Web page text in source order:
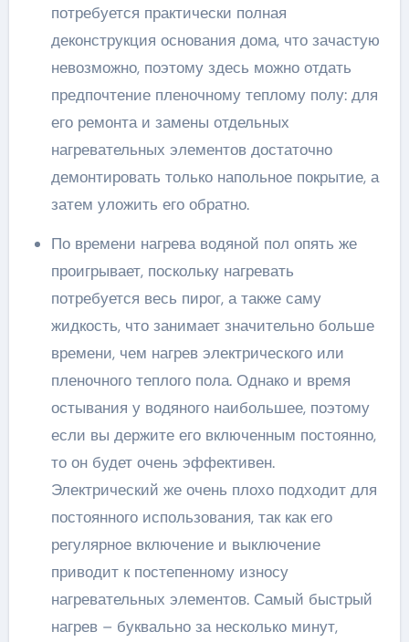
потребуется практически полная
деконструкция основания дома, что зачастую
невозможно, поэтому здесь можно отдать
предпочтение пленочному теплому полу: для
его ремонта и замены отдельных
нагревательных элементов достаточно
демонтировать только напольное покрытие, а
затем уложить его обратно.
По времени нагрева водяной пол опять же
проигрывает, поскольку нагревать
потребуется весь пирог, а также саму
жидкость, что занимает значительно больше
времени, чем нагрев электрического или
пленочного теплого пола. Однако и время
остывания у водяного наибольшее, поэтому
если вы держите его включенным постоянно,
то он будет очень эффективен.
Электрический же очень плохо подходит для
постоянного использования, так как его
регулярное включение и выключение
приводит к постепенному износу
нагревательных элементов. Самый быстрый
нагрев – буквально за несколько минут,